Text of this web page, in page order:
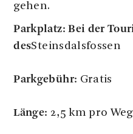
gehen.
Parkplatz: ​​​​​​Bei der
desSteinsdalsfossen
Parkgebühr: Gratis
Länge: 2,5 km pro Weg